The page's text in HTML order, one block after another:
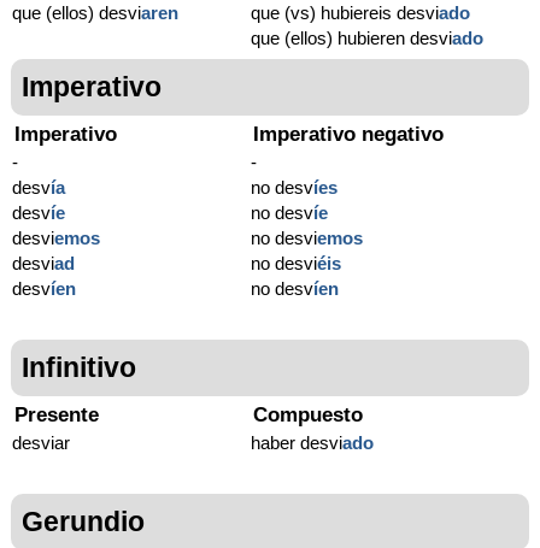
que (ellos) desviaren
que (vs) hubiereis desviado
que (ellos) hubieren desviado
Imperativo
Imperativo
-
desvía
desvíe
desviemos
desviad
desvíen
Imperativo negativo
-
no desvíes
no desvíe
no desviemos
no desviéis
no desvíen
Infinitivo
Presente
desviar
Compuesto
haber desviado
Gerundio